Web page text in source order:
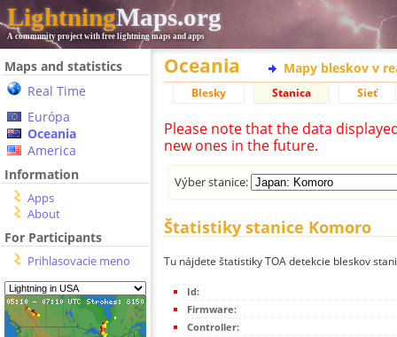
LightningMaps.org
A community project with free lightning maps and apps
Maps and statistics
Real Time
Európa
Oceania
America
Information
Apps
About
For Participants
Prihlasovacie meno
Oceania Mapy bleskov v
Blesky Stanica Sieť
Please note that the data
new ones in the future.
Výber stanice:
Štatistiky stanice Komoro
Tu nájdete štatistiky TOA detekcie bleskov
Id:
Firmware:
Controller: